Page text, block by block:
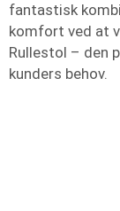
fantastisk
komfort ved at
Rullestol – den
kunders behov.